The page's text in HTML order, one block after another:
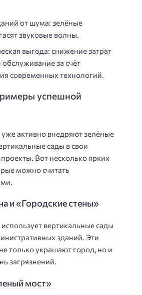
от шума: зелёные
звуковые волны.
выгода: снижение затрат
за счёт
современных технологий.
успешной
активно внедряют зелёные
сады в свои
Вот несколько ярких
можно считать
и «Городские стены»
вертикальные сады
зданий. Эти
только украшают город, но и
загрязнений.
мост»